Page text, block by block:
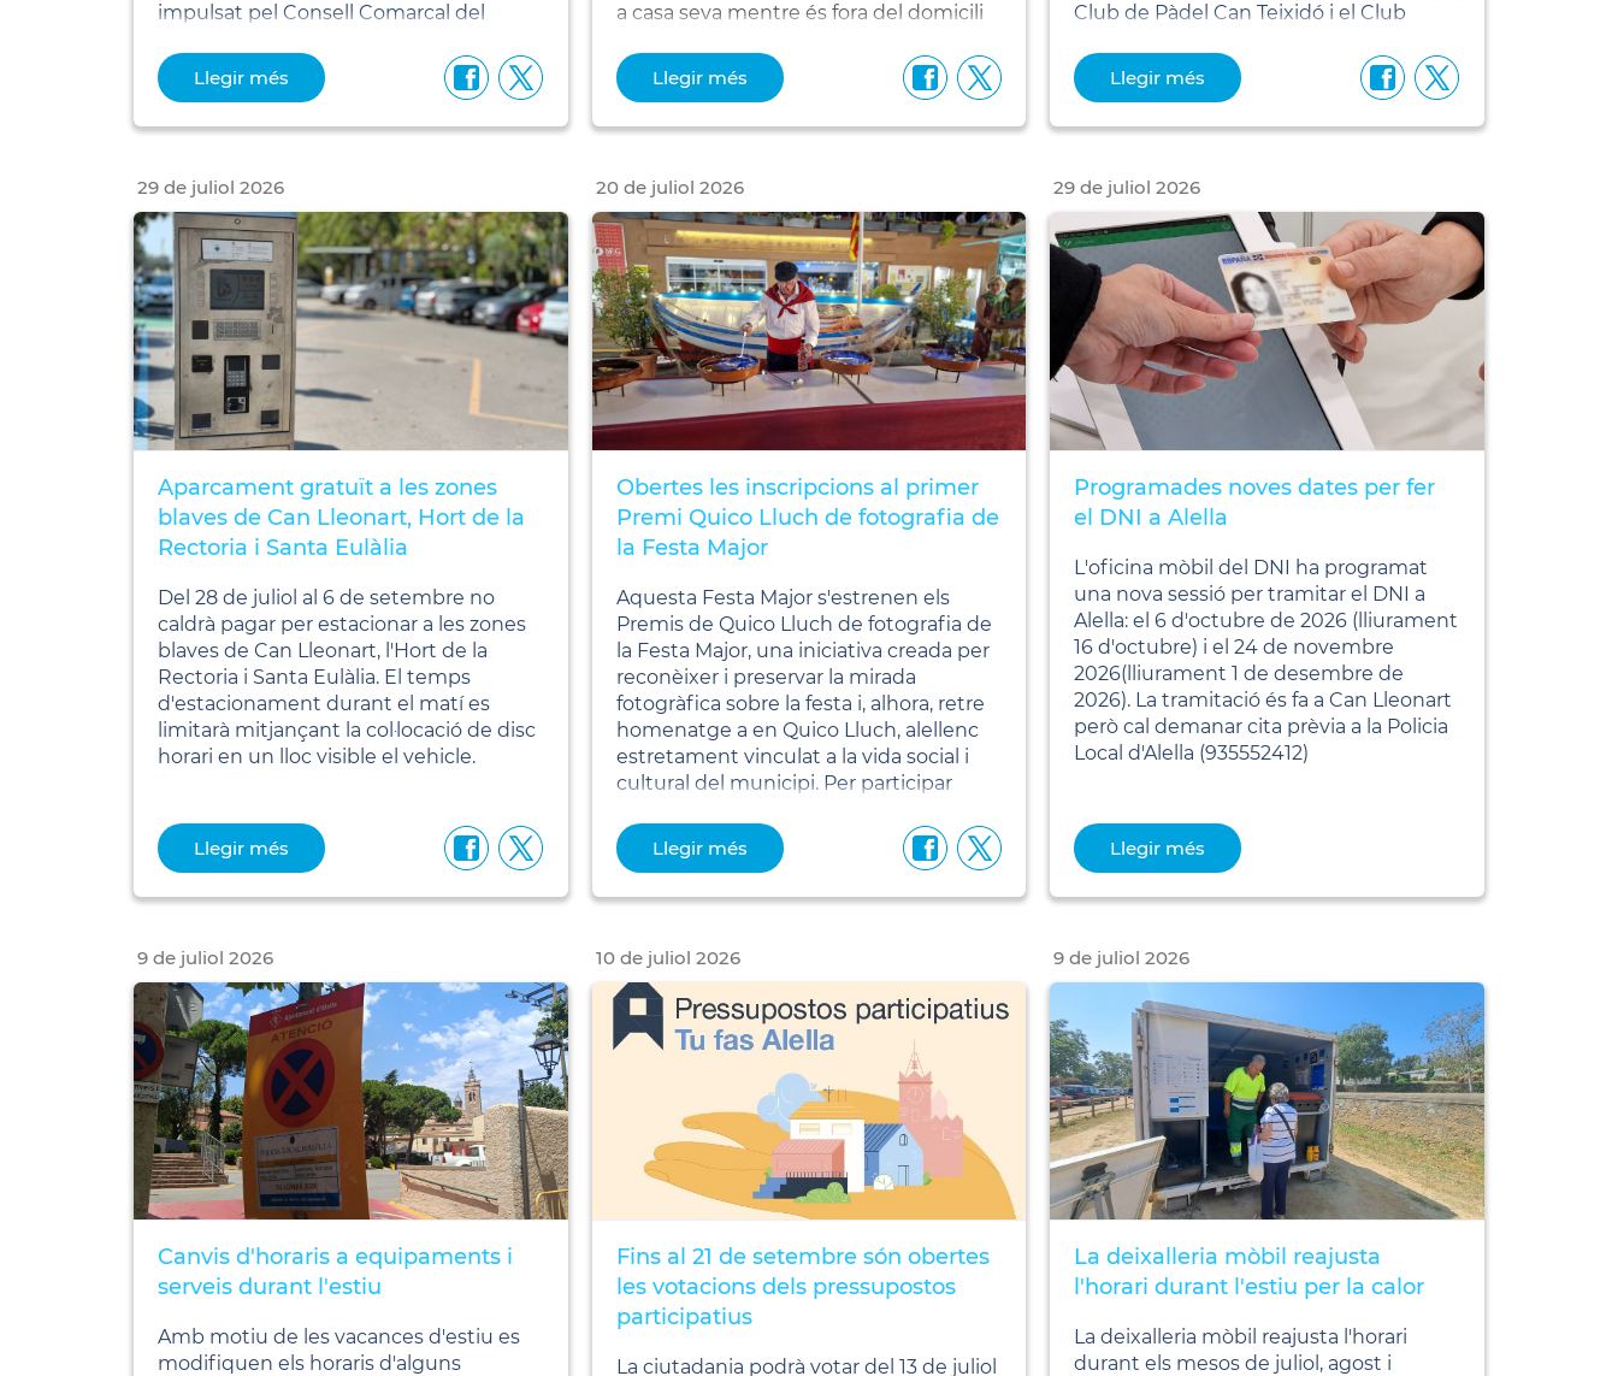
impulsat pel Consell Comarcal del
europeus Next Generation EU.
Llegir més
a casa seva mentre és fora del domicili
motius.
Llegir més
Club de Pàdel Can Teixidó i el Club
Llegir més
29 dejuliol 2026
Aparcament gratuït a les zones
blaves de Can Lleonart, Hort de la
Rectoria i Santa Eulàlia
Del 28 de juliol al 6 de setembre no
caldrà pagar per estacionar a les zones
blaves de Can Lleonart, l'Hort de la
Rectoria i Santa Eulàlia. El temps
d'estacionament durant el matí es
limitarà mitjançant la col·locació de disc
horari en un lloc visible el vehicle.
Llegir més
20 dejuliol 2026
Obertes les inscripcions al primer
Premi Quico Lluch de fotografia de
la Festa Major
Aquesta Festa Major s'estrenen els
Premis de Quico Lluch de fotografia de
la Festa Major, una iniciativa creada per
reconèixer i preservar la mirada
fotogràfica sobre la festa i, alhora, retre
homenatge a en Quico Lluch, alellenc
estretament vinculat a la vida social i
cultural del municipi. Per participar
festives a aquestFORMULARIentre el
20 de juliol i el 20 de setembre.
Llegir més
29 de juliol 2026
Programades noves dates per fer
el DNI a Alella
L'oficina mòbil del DNI ha programat
una nova sessió per tramitar el DNI a
Alella: el 6 d'octubre de 2026 (lliurament
16 d'octubre) i el 24 de novembre
2026(lliurament 1 de desembre de
2026). La tramitació és fa a Can Lleonart
però cal demanar cita prèvia a la Policia
Local d'Alella (935552412)
Llegir més
9 dejuliol 2026
Canvis d'horaris a equipaments i
serveis durant l'estiu
Amb motiu de les vacances d'estiu es
modifiquen els horaris d'alguns
10 dejuliol 2026
Fins al 21 de setembre són obertes
les votacions dels pressupostos
participatius
La ciutadania podrà votar del 13 de juliol
9 de juliol 2026
La deixalleria mòbil reajusta
l'horari durant l'estiu per la calor
La deixalleria mòbil reajusta l'horari
durant els mesos de juliol, agost i